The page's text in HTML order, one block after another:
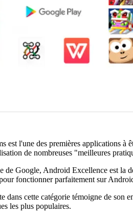
est l'une des premières applications à
de nombreuses "meilleures
de Google, Android Excellence est la
fonctionner parfaitement sur
dans cette catégorie témoigne de son
les plus populaires.